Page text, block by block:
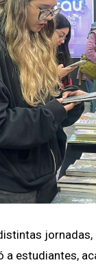
jornadas,
a estudiantes,